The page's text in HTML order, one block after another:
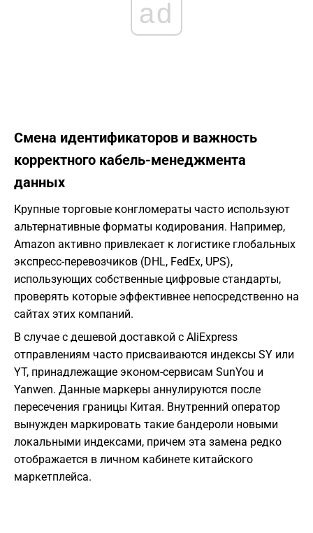
ad
Смена идентификаторов и важность
корректного кабель-менеджмента
данных
Крупные торговые конгломераты часто используют
альтернативные форматы кодирования. Например,
Amazon активно привлекает к логистике глобальных
экспресс-перевозчиков (DHL, FedEx, UPS),
использующих собственные цифровые стандарты,
проверять которые эффективнее непосредственно на
сайтах этих компаний.
В случае с дешевой доставкой с AliExpress
отправлениям часто присваиваются индексы SY или
YT, принадлежащие эконом-сервисам SunYou и
Yanwen. Данные маркеры аннулируются после
пересечения границы Китая. Внутренний оператор
вынужден маркировать такие бандероли новыми
локальными индексами, причем эта замена редко
отображается в личном кабинете китайского
маркетплейса.